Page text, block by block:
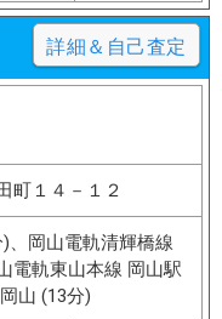
詳細＆自己査定
町１４－１２
、岡山電軌清輝橋線
電軌東山本線 岡山駅
山 (13分)